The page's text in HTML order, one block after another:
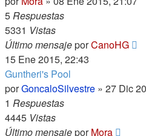
5Respuestas
5331 Vistas
Último mensajeporCanoHG
15 Ene 2015, 22:43
Guntheri's Pool
porGoncaloSilvestre » 27 Dic
1 Respuestas
4445 Vistas
Último mensajeporMora